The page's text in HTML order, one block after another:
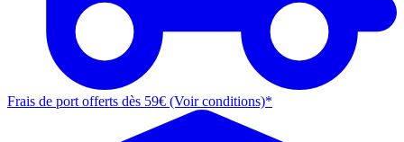
Frais de port offerts dès 59€ (Voir conditions)*